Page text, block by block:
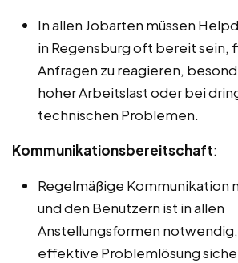
In allen Jobarten müssen
in Regensburg oft bereit sein,
Anfragen zu reagieren,
hoher Arbeitslast oder bei
technischen Problemen.
Kommunikationsbereitschaft:
Regelmäßige Kommunikation
und den Benutzern ist in allen
Anstellungsformen
effektive Problemlösung